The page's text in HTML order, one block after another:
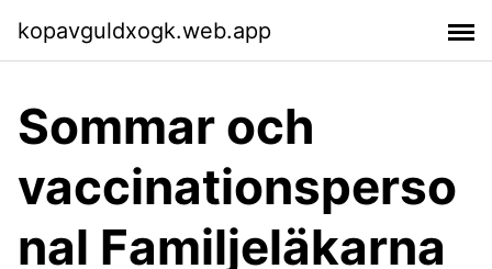
kopavguldxogk.web.app
Sommar och
vaccinationsperso
nal Familjeläkarna